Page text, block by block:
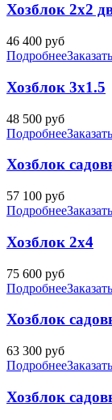
Хозблок 2х2
46 400 руб
ПодробнееЗаказать
Хозблок 3х1.5
48 500 руб
ПодробнееЗаказать
Хозблок
57 100 руб
ПодробнееЗаказать
Хозблок 2х4
75 600 руб
ПодробнееЗаказать
Хозблок
63 300 руб
ПодробнееЗаказать
Хозблок